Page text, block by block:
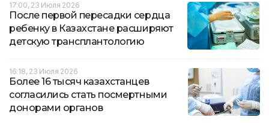
17:00, 23 Июля 2026
После первой пересадки сердца
ребенку в Казахстане расширяют
детскую трансплантологию
16:18, 23 Июля 2026
Более 16 тысяч казахстанцев
согласились стать посмертными
донорами органов